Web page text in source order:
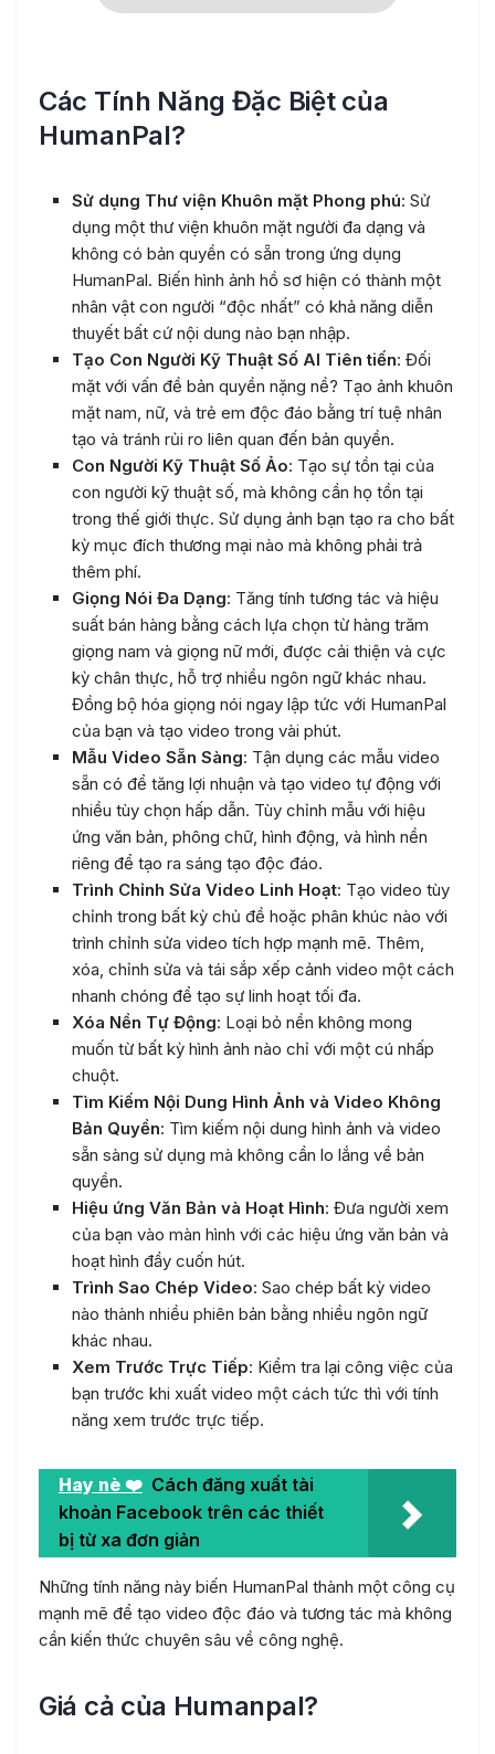
Các Tính Năng Đặc Biệt của
HumanPal?
Sử dụng Thư viện Khuôn mặt Phong phú: Sử
dụng một thư viện khuôn mặt người đa dạng và
không có bản quyền có sẵn trong ứng dụng
HumanPal. Biến hình ảnh hồ sơ hiện có thành một
nhân vật con người “độc nhất” có khả năng diễn
thuyết bất cứ nội dung nào bạn nhập.
Tạo Con Người Kỹ Thuật Số AI Tiên tiến: Đối
mặt với vấn đề bản quyền nặng nề? Tạo ảnh khuôn
mặt nam, nữ, và trẻ em độc đáo bằng trí tuệ nhân
tạo và tránh rủi ro liên quan đến bản quyền.
Con Người Kỹ Thuật Số Ảo: Tạo sự tồn tại của
con người kỹ thuật số, mà không cần họ tồn tại
trong thế giới thực. Sử dụng ảnh bạn tạo ra cho bất
kỳ mục đích thương mại nào mà không phải trả
thêm phí.
Giọng Nói Đa Dạng: Tăng tính tương tác và hiệu
suất bán hàng bằng cách lựa chọn từ hàng trăm
giọng nam và giọng nữ mới, được cải thiện và cực
kỳ chân thực, hỗ trợ nhiều ngôn ngữ khác nhau.
Đồng bộ hóa giọng nói ngay lập tức với HumanPal
của bạn và tạo video trong vài phút.
Mẫu Video Sẵn Sàng: Tận dụng các mẫu video
sẵn có để tăng lợi nhuận và tạo video tự động với
nhiều tùy chọn hấp dẫn. Tùy chỉnh mẫu với hiệu
ứng văn bản, phông chữ, hình động, và hình nền
riêng để tạo ra sáng tạo độc đáo.
Trình Chỉnh Sửa Video Linh Hoạt: Tạo video tùy
chỉnh trong bất kỳ chủ đề hoặc phân khúc nào với
trình chỉnh sửa video tích hợp mạnh mẽ. Thêm,
xóa, chỉnh sửa và tái sắp xếp cảnh video một cách
nhanh chóng để tạo sự linh hoạt tối đa.
Xóa Nền Tự Động: Loại bỏ nền không mong
muốn từ bất kỳ hình ảnh nào chỉ với một cú nhấp
chuột.
Tìm Kiếm Nội Dung Hình Ảnh và Video Không
Bản Quyền: Tìm kiếm nội dung hình ảnh và video
sẵn sàng sử dụng mà không cần lo lắng về bản
quyền.
Hiệu ứng Văn Bản và Hoạt Hình: Đưa người xem
của bạn vào màn hình với các hiệu ứng văn bản và
hoạt hình đầy cuốn hút.
Trình Sao Chép Video: Sao chép bất kỳ video
nào thành nhiều phiên bản bằng nhiều ngôn ngữ
khác nhau.
Xem Trước Trực Tiếp: Kiểm tra lại công việc của
bạn trước khi xuất video một cách tức thì với tính
năng xem trước trực tiếp.
Hay nè ❤️ Cách đăng xuất tài
khoản Facebook trên các thiết
bị từ xa đơn giản
Những tính năng này biến HumanPal thành một công cụ
mạnh mẽ để tạo video độc đáo và tương tác mà không
cần kiến thức chuyên sâu về công nghệ.
Giá cả của Humanpal?